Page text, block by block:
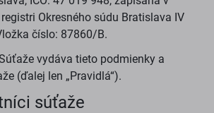
Okresného súdu Bratislava IV
číslo: 87860/B.
vydáva tieto podmienky a
(ďalej len „Pravidlá“).
súťaže